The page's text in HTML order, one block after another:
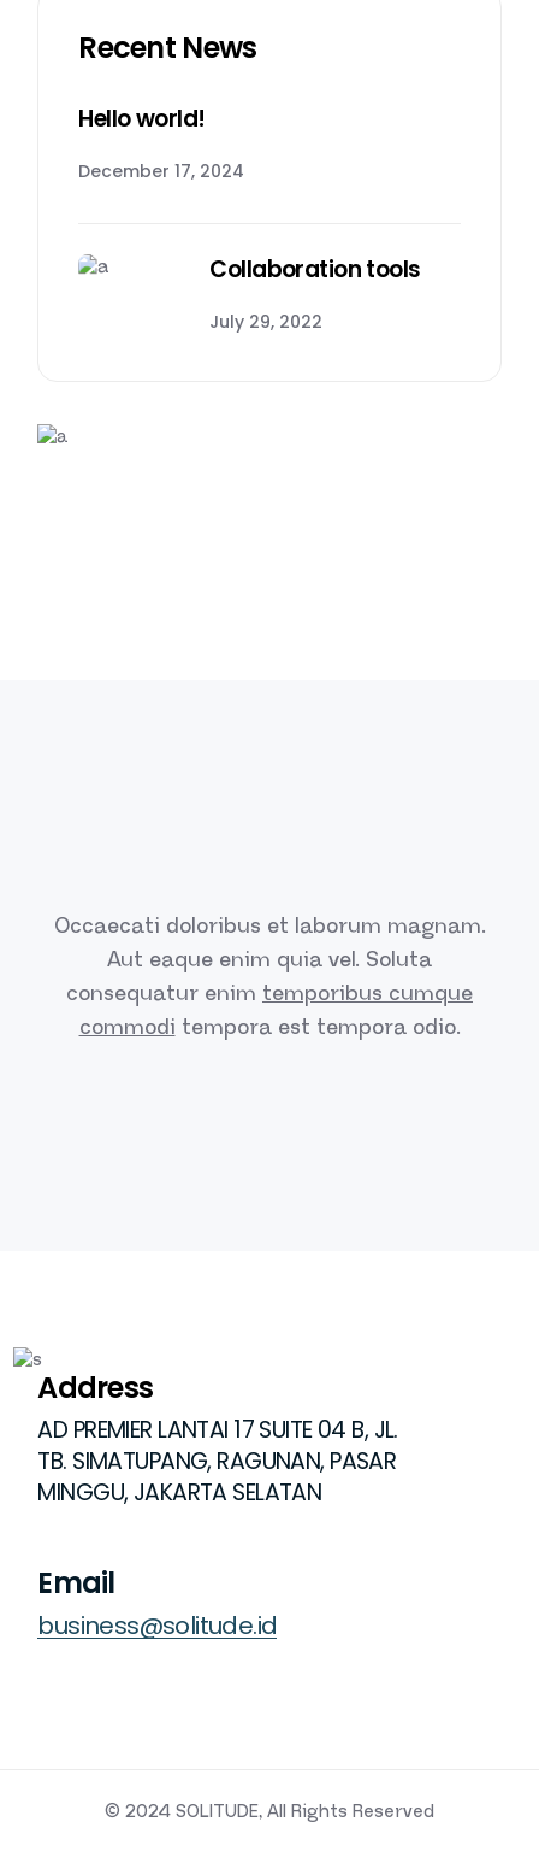
Recent News
Hello world!
December 17, 2024
Collaboration tools
July 29, 2022
Occaecati doloribus et laborum magnam.
Aut eaque enim quia vel. Soluta
consequatur enim temporibus cumque
commodi tempora est tempora odio.
Address
AD PREMIER LANTAI 17 SUITE 04 B, JL.
TB. SIMATUPANG, RAGUNAN, PASAR
MINGGU, JAKARTA SELATAN
Email
business@solitude.id
© 2024 SOLITUDE, All Rights Reserved